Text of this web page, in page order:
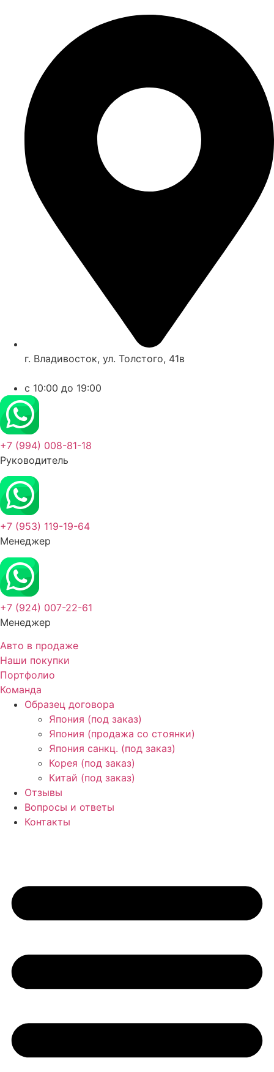
г. Владивосток, ул. Толстого, 41в
c 10:00 до 19:00
+7 (994) 008-81-18
Руководитель
+7 (953) 119-19-64
Менеджер
+7 (924) 007-22-61
Менеджер
Авто в продаже
Наши покупки
Портфолио
Команда
Образец договора
Япония (под заказ)
Япония (продажа со стоянки)
Япония санкц. (под заказ)
Корея (под заказ)
Китай (под заказ)
Отзывы
Вопросы и ответы
Контакты